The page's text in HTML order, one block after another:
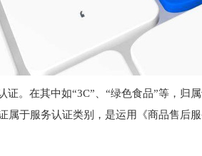
。在其中如“3C”、“绿色食品”等，归
属于服务认证类别，是运用《商品售后